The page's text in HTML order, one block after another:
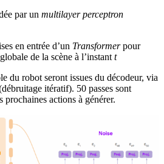
par un multilayer perceptron
en entrée d’un Transformerpour
de la scène à l’instant t
du robot seront issues du décodeur, via
itératif). 50 passes sont
prochaines actions à générer.